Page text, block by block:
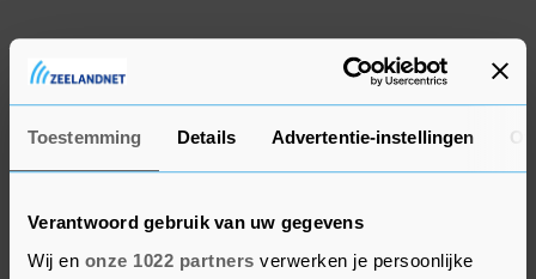
Toestemming Details Advertentie-instellingen
Verantwoord gebruik van uw gegevens
Wij en onze 1022 partners verwerken je persoonlijke